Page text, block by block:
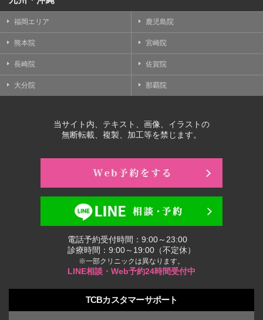
福岡エリア 鹿児島院
熊本院 宮崎院
長崎院 佐賀院
大分院 那覇院
当サイト内、テキスト、画像、イラストの
無断転載、複製、加工等を禁じます。
電話予約受付時間：9:00～23:00
診療時間：9:00～19:00（不定休）
※一部クリニックは異なります。
LINE相談・Web予約24時間受付中
TCBカスタマーサポート